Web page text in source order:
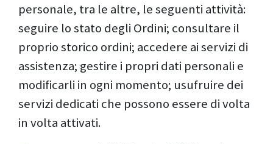
personale, tra le altre, le seguenti attività:
seguire lo stato degli Ordini; consultare il
proprio storico ordini; accedere ai servizi di
assistenza; gestire i propri dati personali e
modificarli in ogni momento; usufruire dei
servizi dedicati che possono essere di volta
in volta attivati.